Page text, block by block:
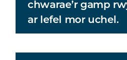
chwarae’r gamp
ar lefel mor uchel.